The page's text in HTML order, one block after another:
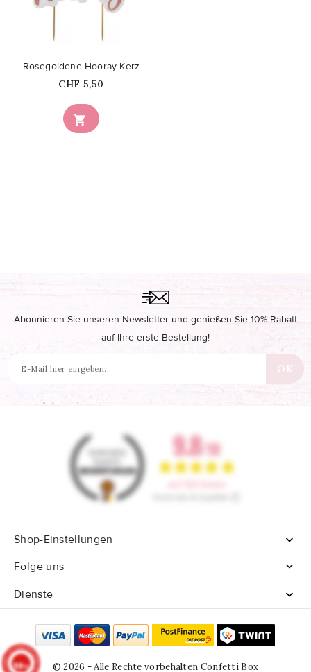

Rosegoldene Hooray Kerz
Price
CHF 5,50
Abonnieren Sie unseren Newsletter und genießen Sie 10% Rabatt
auf Ihre erste Bestellung!
Shop-Einstellungen

Folge uns

Dienste

© 2026 - Alle Rechte vorbehalten Confetti Box
9.8/10